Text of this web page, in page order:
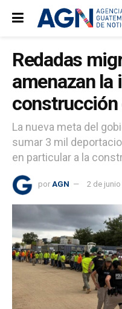
Redadas
amenazan la
construcción
La nueva meta del
sumar 3 mil
en particular a la
por AGN 2 de